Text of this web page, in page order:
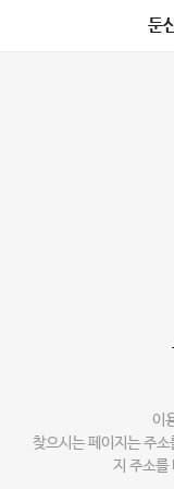
둔
이
찾으시는 페이지는 주
지 주소를